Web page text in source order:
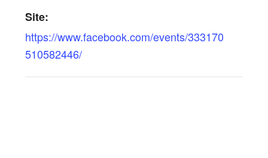
Site:
https://www.facebook.com/events/333170
510582446/